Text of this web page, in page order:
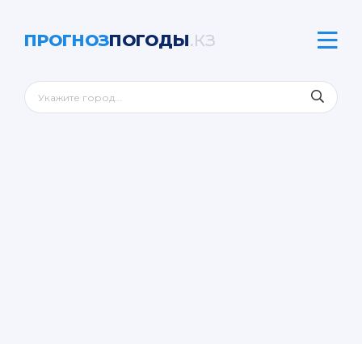
ПРОГНОЗПОГОДЫ.КЗ